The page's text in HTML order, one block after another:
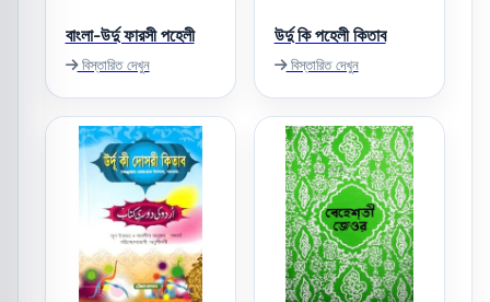
বাংলা-উর্দু ফারসী পহেলী
বিস্তারিত দেখুন
উর্দু কি পহেলী কিতাব
বিস্তারিত দেখুন